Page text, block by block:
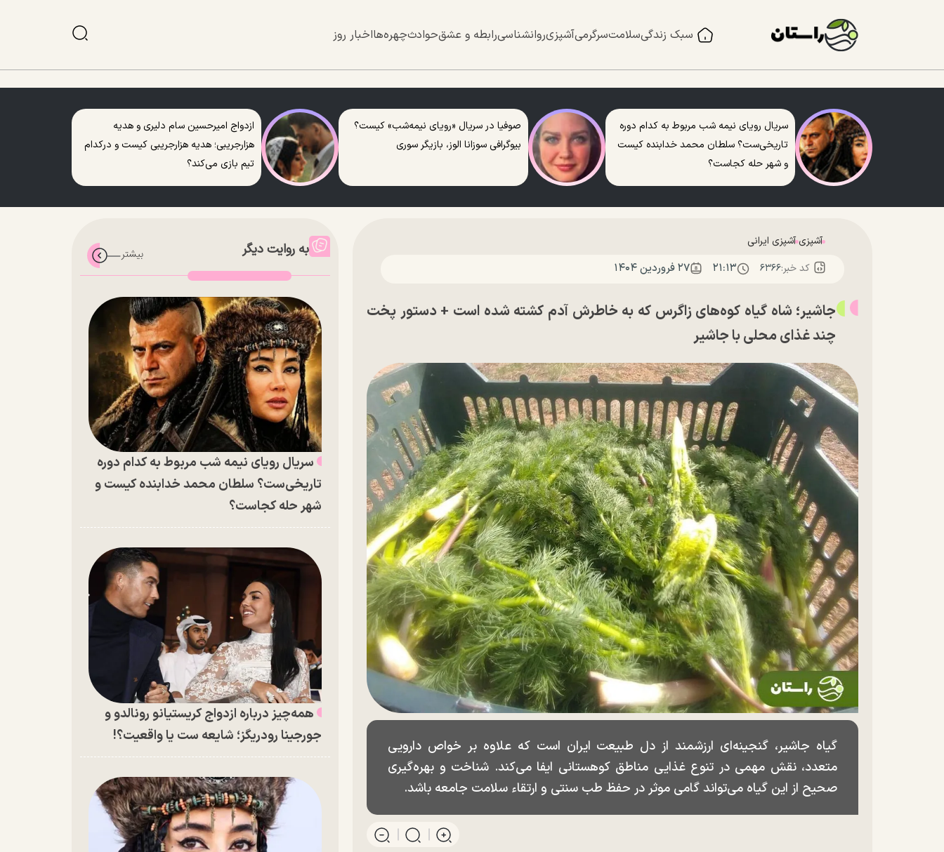
سبک زندگیسلامتسرگرمیآشپزیروانشناسیرابطه و عشقحوادثچهره‌هااخبار روز
سریال رویای نیمه شب مربوط به کدام دوره
تاریخی‌ست؟ سلطان محمد خدابنده کیست
و شهر حله کجاست؟
صوفیا در سریال «رویای نیمه‌شب» کیست؟
بیوگرافی سوزانا الوز، بازیگر سوری
ازدواج امیرحسین سام دلیری و هدیه
هزارجریبی؛ هدیه هزارجریبی کیست و درکدام
تیم بازی می‌کند؟
آشپزی آشپزی ایرانی
کد خبر:۶۳۶۶ ۲۱:۱۳ ۲۷ فروردين ۱۴۰۴
جاشیر؛ شاه گیاه کوه‌های زاگرس که به خاطرش آدم کشته شده است + دستور پخت
چند غذای محلی با جاشیر
گیاه جاشیر، گنجینه‌ای ارزشمند از دل طبیعت ایران است که علاوه بر خواص دارویی
متعدد، نقش مهمی در تنوع غذایی مناطق کوهستانی ایفا می‌کند. شناخت و بهره‌گیری
صحیح از این گیاه می‌تواند گامی موثر در حفظ طب سنتی و ارتقاء سلامت جامعه باشد.
به روایت دیگر
سریال رویای نیمه شب مربوط به کدام دوره
تاریخی‌ست؟ سلطان محمد خدابنده کیست و
شهر حله کجاست؟
همه‌چیز درباره ازدواج کریستیانو رونالدو و
جورجینا رودریگز؛ شایعه ست یا واقعیت؟!